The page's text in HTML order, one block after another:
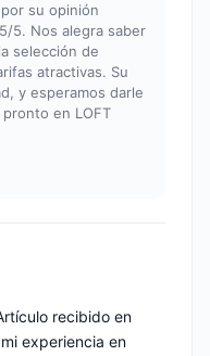
su opinión
5. Nos alegra saber
selección de
atractivas. Su
y esperamos darle
en LOFT
recibido en
experiencia en